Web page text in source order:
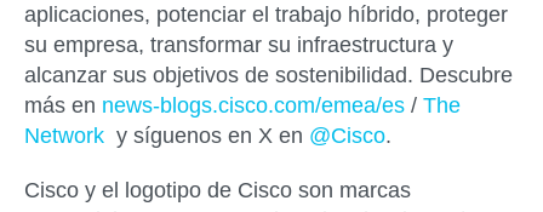
aplicaciones, potenciar el trabajo híbrido, proteger
su empresa, transformar su infraestructura y
alcanzar sus objetivos de sostenibilidad. Descubre
más en news-blogs.cisco.com/emea/es / The
Network y síguenos en X en @Cisco.
Cisco y el logotipo de Cisco son marcas